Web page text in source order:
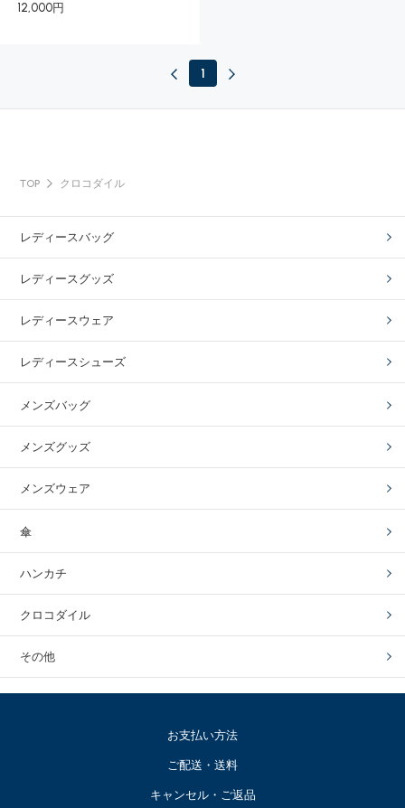
12,000円
1
TOP クロコダイル
レディースバッグ
レディースグッズ
レディースウェア
レディースシューズ
メンズバッグ
メンズグッズ
メンズウェア
傘
ハンカチ
クロコダイル
その他
お支払い方法
ご配送・送料
キャンセル・ご返品